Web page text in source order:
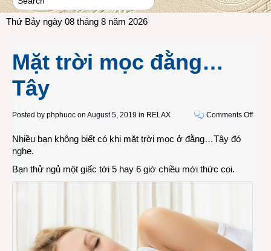
Thứ Bảy ngày 08 tháng 8 năm 2026
Mặt trời mọc đằng…
Tây
Posted by phphuoc on August 5, 2019 in RELAX Comments Offon
Nhiều bạn không biết có khi mặt trời mọc ở đằng…Tây đó
nghe.
Bạn thử ngủ một giấc tới 5 hay 6 giờ chiều mới thức coi.